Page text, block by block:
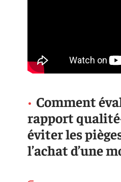
Comment
rapport
éviter les
l’achat d’une